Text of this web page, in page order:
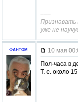
–––
Признавать
уже не
ФАНТОМ 10 мая
Пол-часа в
Т. е. около